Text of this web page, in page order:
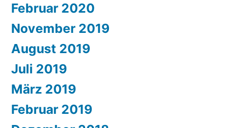
Februar 2020
November 2019
August 2019
Juli 2019
März 2019
Februar 2019